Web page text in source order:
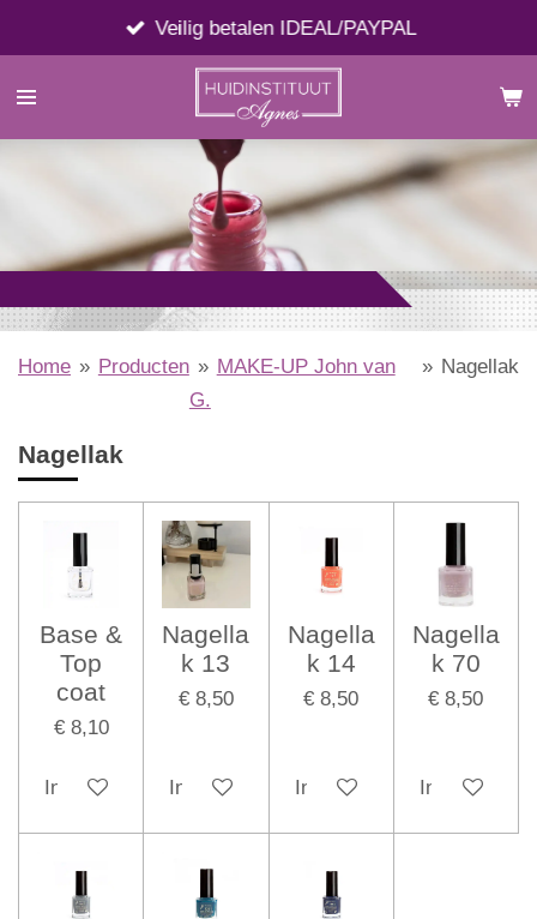
direct
naar
Veilig betalen IDEAL/PAYPAL
Home » Producten » MAKE-UP John van
G.
» Nagellak
Nagellak
Base &
Top
coat
€ 8,10
In winkelwagen
Nagella
k 13
€ 8,50
In winkelwagen
Nagella
k 14
€ 8,50
In winkelwagen
Nagella
k 70
€ 8,50
In